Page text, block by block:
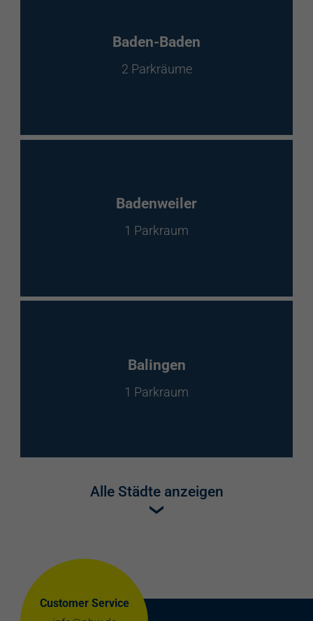
Baden-Baden
2 Parkräume
Badenweiler
1 Parkraum
Balingen
1 Parkraum
Alle Städte anzeigen
Customer Service